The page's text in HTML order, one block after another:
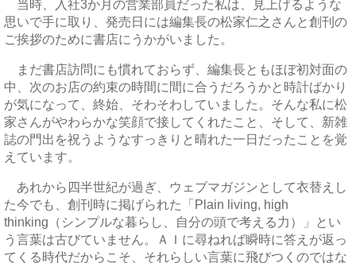
当時、入社3か月の営業部員だった私は、見上げるような
思いで手に取り、発売日には編集長の松家仁之さんと創刊の
ご挨拶のために書店にうかがいました。
まだ書店訪問にも慣れておらず、編集長ともほぼ初対面の
中、次のお店の約束の時間に間に合うだろうかと時計ばかり
が気になって、終始、そわそわしていました。そんな私に松
家さんがやわらかな笑顔で接してくれたこと、そして、新雑
誌の門出を祝うようなすっきりと晴れた一日だったことを覚
えています。
あれから四半世紀が過ぎ、ウェブマガジンとして衣替えし
た今でも、創刊時に掲げられた「Plain living, high
thinking（シンプルな暮らし、自分の頭で考える力）」とい
う言葉は古びていません。ＡＩに尋ねれば瞬時に答えが返っ
てくる時代だからこそ、それらしい言葉に飛びつくのではな